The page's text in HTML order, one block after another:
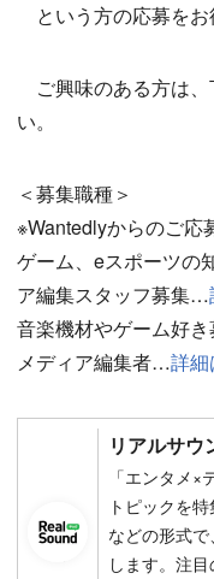
という方の応募をお
ご興味のある方は、
い。
＜募集職種＞
※Wantedlyからのご応
ゲーム、eスポーツの
ア編集スタッフ募集…
音楽機材やゲーム好
メディア編集者…詳細
リアルサウ
「エンタメ
トピックを
などの形式
します。注